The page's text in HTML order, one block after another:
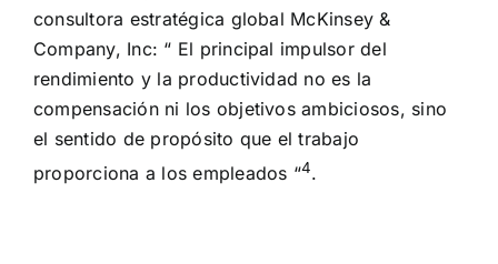
consultora estratégica global McKinsey &
Company, Inc: “ El principal impulsor del
rendimiento y la productividad no es la
compensación ni los objetivos ambiciosos, sino
el sentido de propósito que el trabajo
proporciona a los empleados “4.